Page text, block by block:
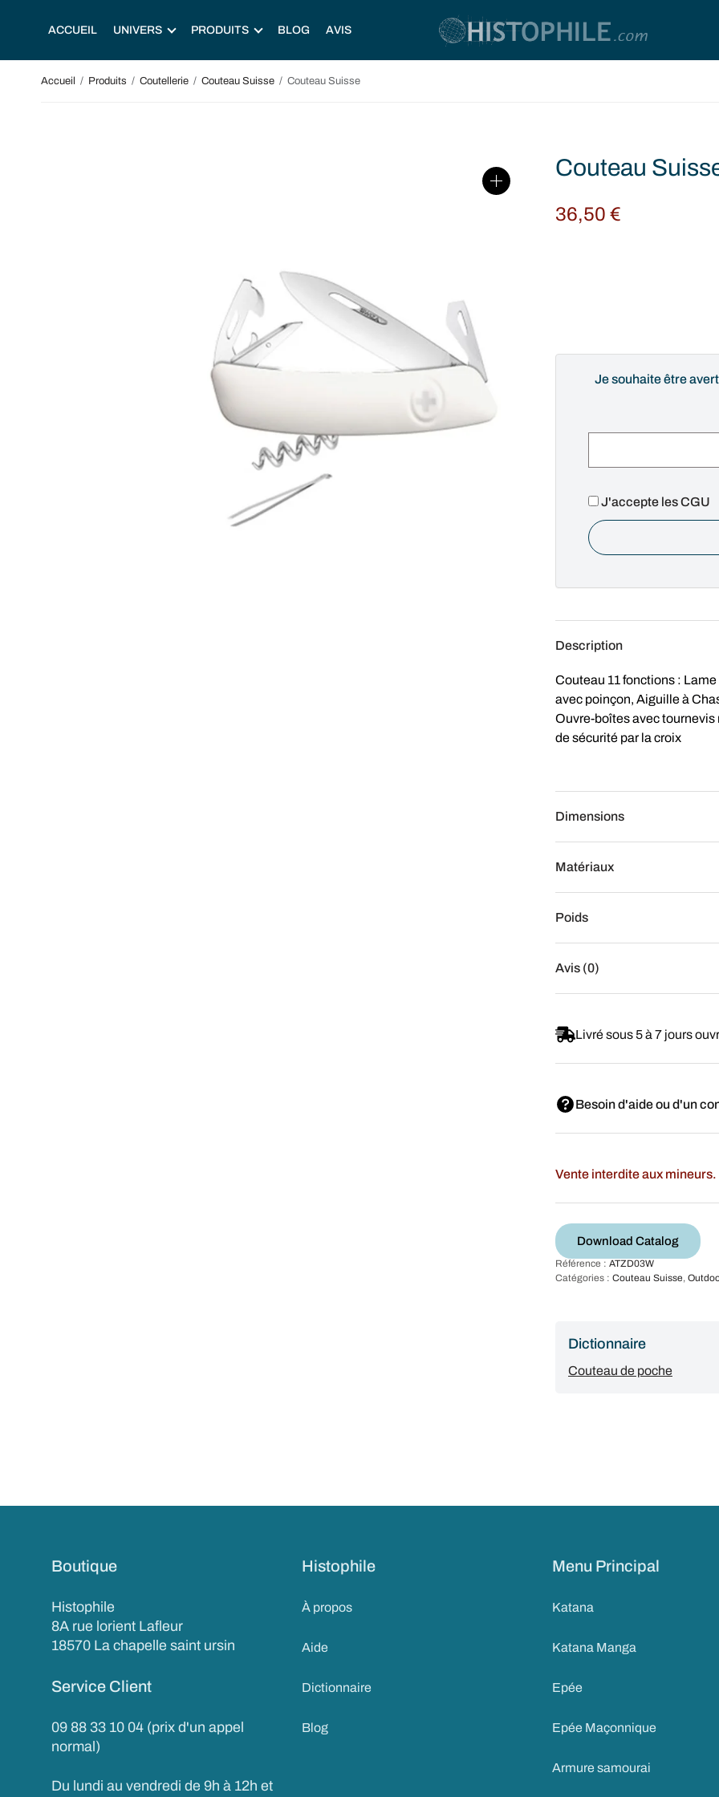
ACCUEIL UNIVERS PRODUITS BLOG AVIS
Accueil / Produits / Coutellerie / Couteau Suisse / Couteau Suisse
Couteau
36,50€
Je souhaite être
J'accepte les CGU
Description
Couteau 11 fonctions :
avec poinçon, Aiguille à
Ouvre-boîtes avec tournevis
de sécurité par la croix
Dimensions
Matériaux
Poids
Avis (0)
Livré sous 5 à 7 jours
Besoin d'aide ou d'un
Vente interdite aux
Download Catalog
Référence : ATZD03W
Catégories : Couteau Suisse,
Dictionnaire
Couteau de poche
Boutique
Histophile
8A rue lorient Lafleur
18570 La chapelle saint ursin
Service Client
09 88 33 10 04 (prix d'un appel
normal)
Du lundi au vendredi de 9h à 12h et
Histophile
À propos
Aide
Dictionnaire
Blog
Menu Principal
Katana
Katana Manga
Epée
Epée Maçonnique
Armure samourai